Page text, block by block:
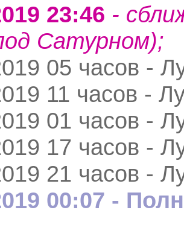
23:46 -
Сатурном);
05 часов -
11 часов -
01 часов -
17 часов -
21 часов -
00:07 -